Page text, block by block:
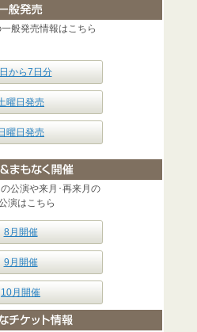
般発売情報はこちら
から7日分
曜日発売
曜日発売
公演や来月･再来月の
演はこちら
8月開催
9月開催
10月開催